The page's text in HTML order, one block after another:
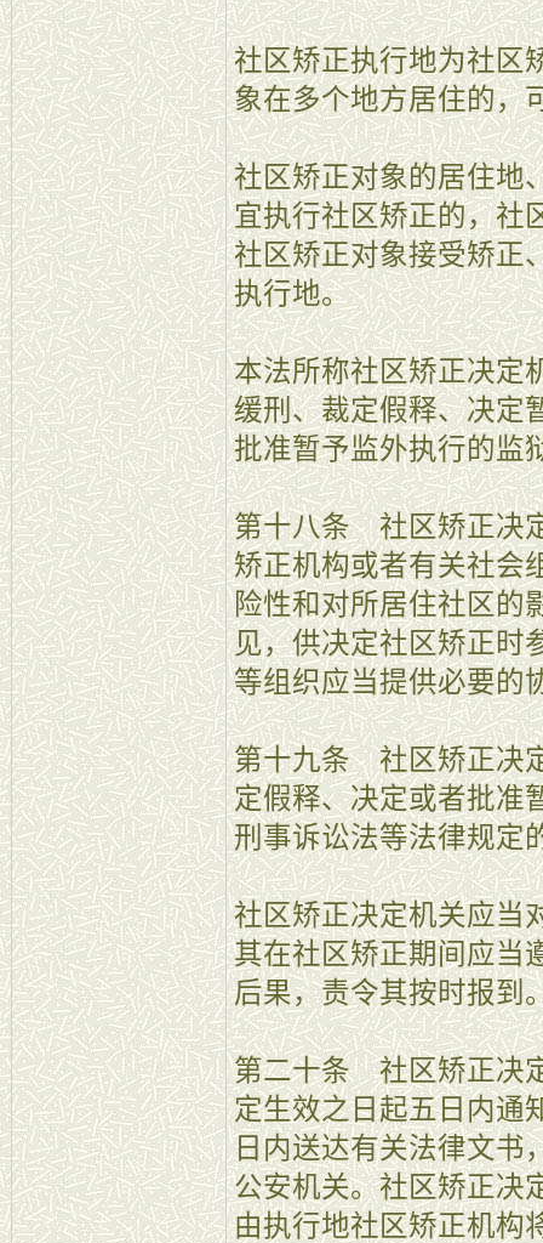
社区矫正执行地为社区
象在多个地方居住的，
社区矫正对象的居住地
宜执行社区矫正的，社
社区矫正对象接受矫正
执行地。
本法所称社区矫正决定
缓刑、裁定假释、决定
批准暂予监外执行的监
第十八条 社区矫正决
矫正机构或者有关社会
险性和对所居住社区的
见，供决定社区矫正时
等组织应当提供必要的
第十九条 社区矫正决
定假释、决定或者批准
刑事诉讼法等法律规定
社区矫正决定机关应当
其在社区矫正期间应当
后果，责令其按时报到
第二十条 社区矫正决
定生效之日起五日内通
日内送达有关法律文书
公安机关。社区矫正决
由执行地社区矫正机构